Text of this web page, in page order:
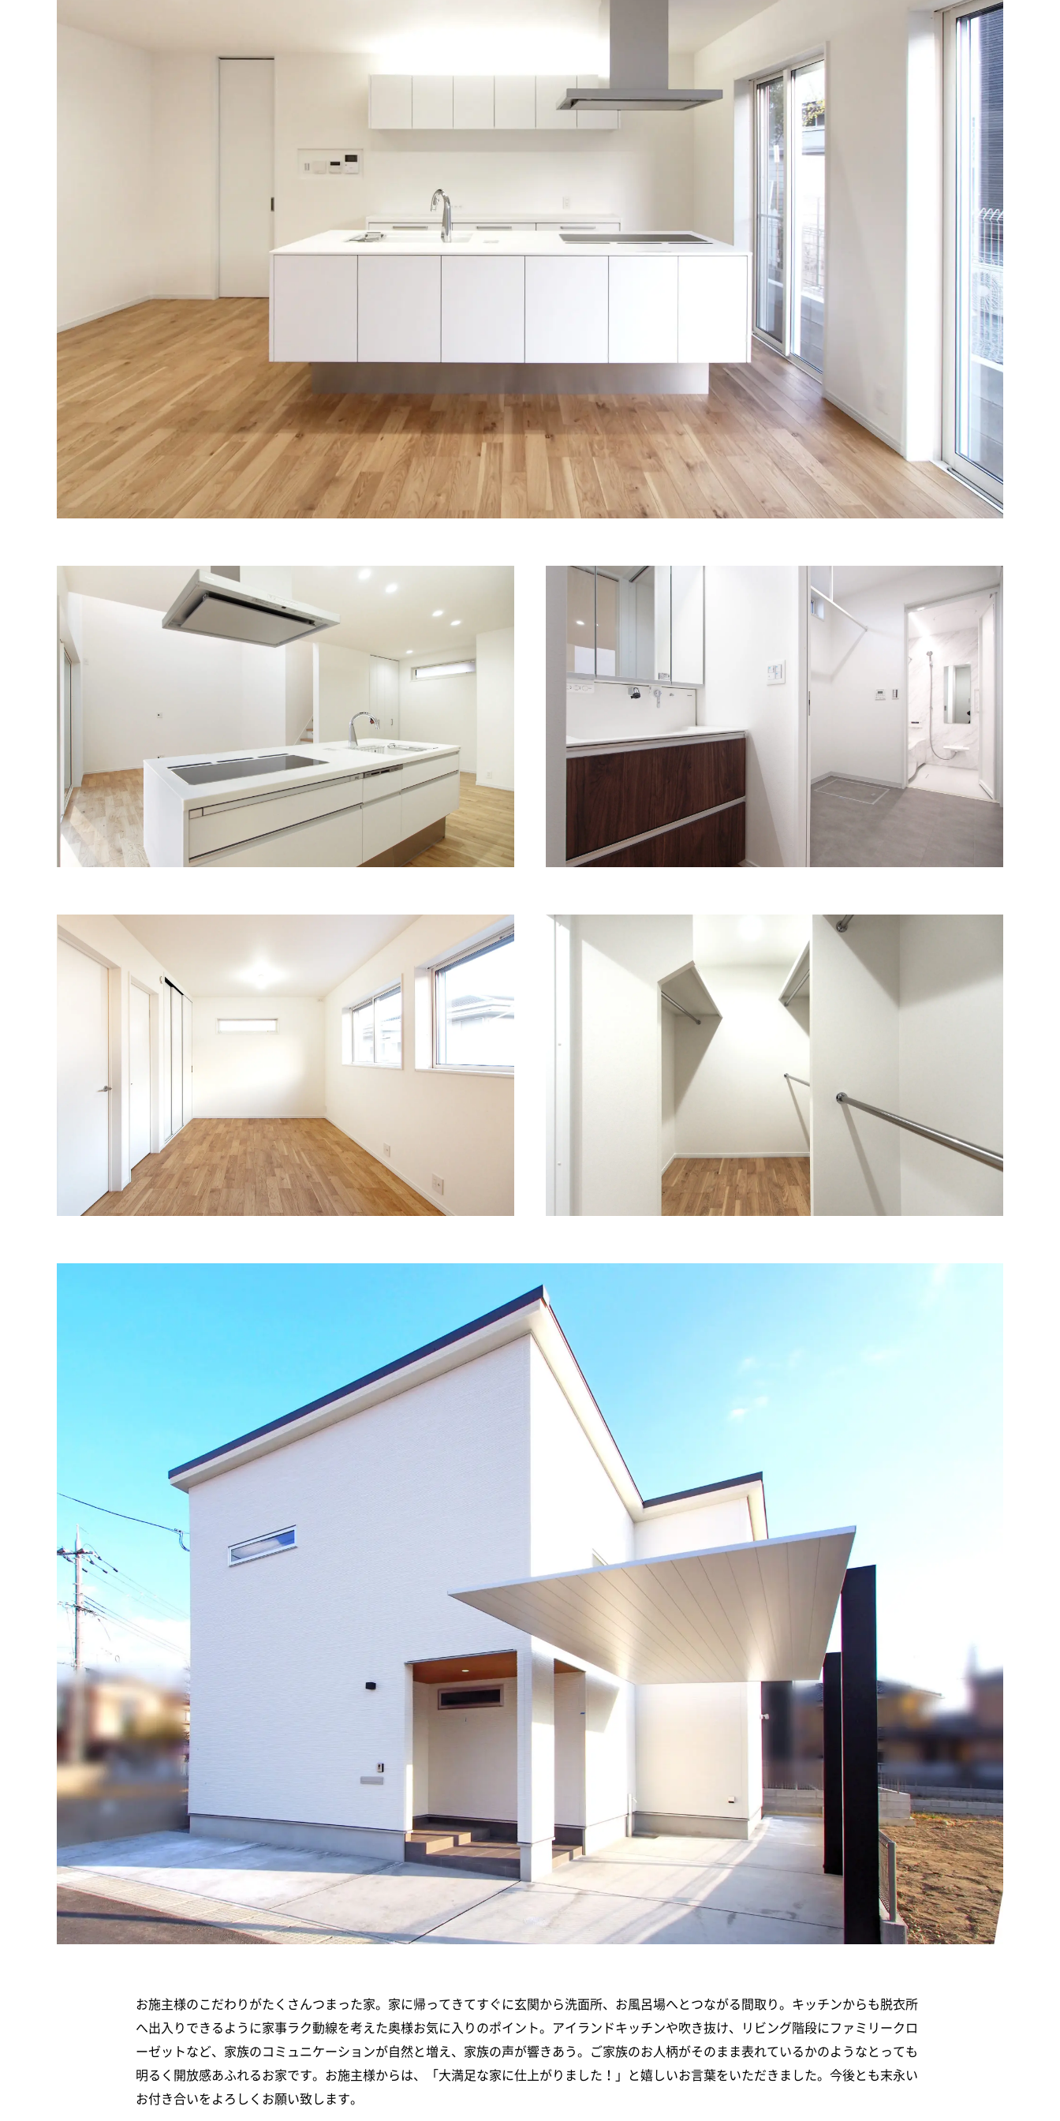
お施主様のこだわりがたくさんつまった家。家に帰ってきてすぐに玄関から洗面所、お風呂場へとつながる間取り。キッチンからも脱衣所
へ出入りできるように家事ラク動線を考えた奥様お気に入りのポイント。アイランドキッチンや吹き抜け、リビング階段にファミリークロ
ーゼットなど、家族のコミュニケーションが自然と増え、家族の声が響きあう。ご家族のお人柄がそのまま表れているかのようなとっても
明るく開放感あふれるお家です。お施主様からは、「大満足な家に仕上がりました！」と嬉しいお言葉をいただきました。今後とも末永い
お付き合いをよろしくお願い致します。